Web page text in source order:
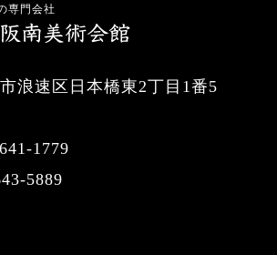
専門会社
浪速区日本橋東2丁目1番5
1779
5889